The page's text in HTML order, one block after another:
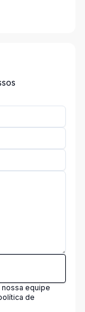
nossa equipe
de